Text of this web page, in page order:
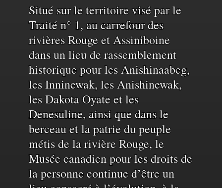
Reconnaissance
du
territoire
et
de
Situé sur le territoire visé par le
Traité n° 1, au carrefour des
rivières Rouge et Assiniboine
dans un lieu de rassemblement
historique pour les Anishinaabeg,
les Inninewak, les Anishinewak,
les Dakota Oyate et les
Denesuline, ainsi que dans le
berceau et la patrie du peuple
métis de la rivière Rouge, le
Musée canadien pour les droits de
la personne continue d’être un